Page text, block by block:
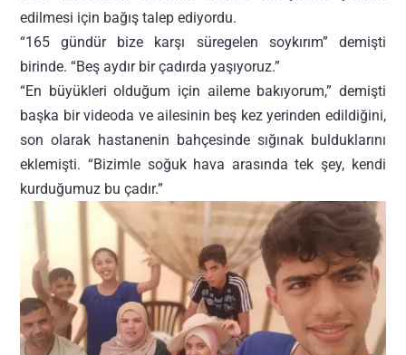
edilmesi için bağış talep ediyordu.
“165 gündür bize karşı süregelen soykırım” demişti
birinde. “Beş aydır bir çadırda yaşıyoruz.”
“En büyükleri olduğum için aileme bakıyorum,” demişti
başka bir videoda ve ailesinin beş kez yerinden edildiğini,
son olarak hastanenin bahçesinde sığınak bulduklarını
eklemişti. “Bizimle soğuk hava arasında tek şey, kendi
kurduğumuz bu çadır.”